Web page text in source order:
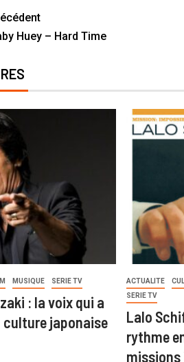
Huey – Hard Time
MUSIQUE SERIE TV
: la voix qui a
culture japonaise
ACTUALITE
SERIE TV
Lalo
rythme